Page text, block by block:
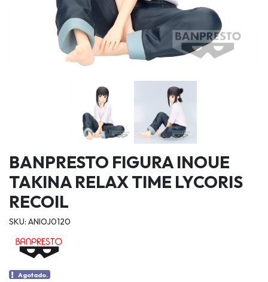
BANPRESTO FIGURA INOUE
TAKINA RELAX TIME LYCORIS
RECOIL
SKU: ANIOJ0120
Agotado.